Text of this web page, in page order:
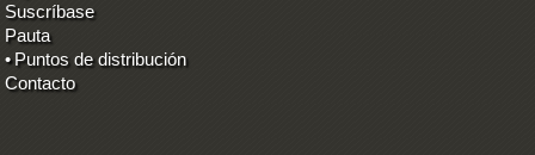
Suscríbase
Pauta
• Puntos de distribución
Contacto